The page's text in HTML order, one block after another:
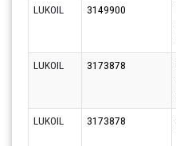
LUKOIL
3149900
LUKOIL 3173878
LUKOIL 3173878